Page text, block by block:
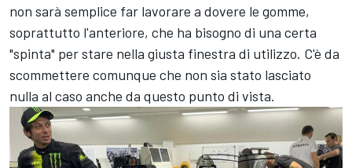
non sarà semplice far lavorare a dovere le gomme,
soprattutto l'anteriore, che ha bisogno di una certa
"spinta" per stare nella giusta finestra di utilizzo. C'è da
scommettere comunque che non sia stato lasciato
nulla al caso anche da questo punto di vista.